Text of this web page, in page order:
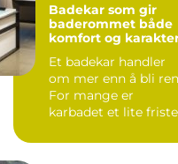
Badekar som gir
baderommet både
komfort og
Et badekar handler
om mer enn å bli
For mange er
karbadet et lite